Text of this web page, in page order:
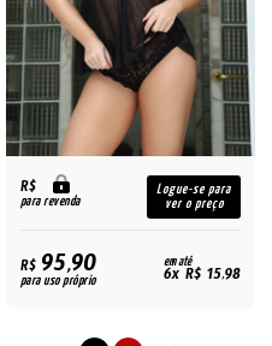
R$
para revenda
Logue-se para
ver o preço
R$95,90
para uso próprio
em até
6x R$ 15,98